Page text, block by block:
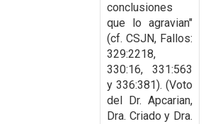
conclusiones
que lo agravian"
(cf. CSJN, Fallos:
329:2218,
330:16, 331:563
y 336:381). (Voto
del Dr. Apcarian,
Dra. Criado y Dra.